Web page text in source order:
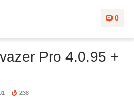
0
Pro 4.0.95 +
238